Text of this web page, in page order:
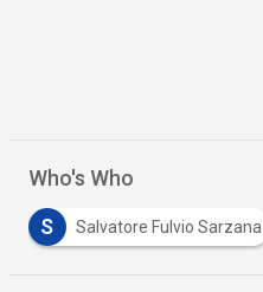
Who's Who
S Salvatore Fulvio Sarzana